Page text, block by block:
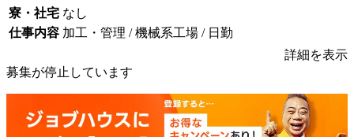
寮・社宅 なし
仕事内容 加工・管理 / 機械系工場 / 日勤
詳細を表示
募集が停止しています